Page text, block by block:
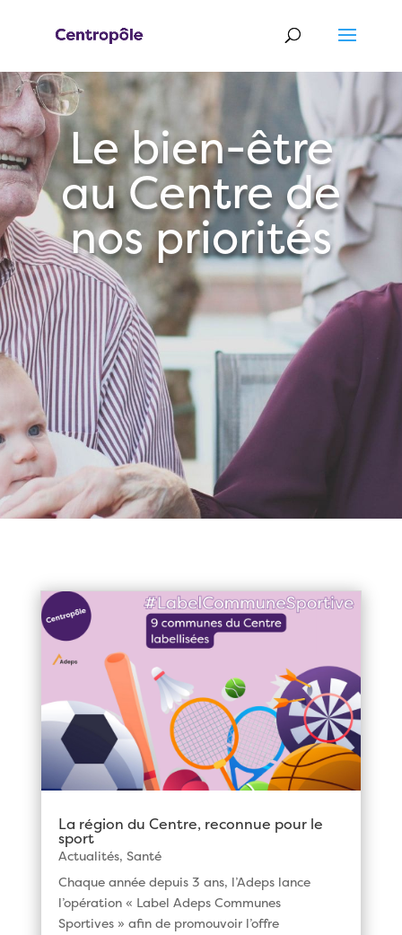
Le bien-être
au Centre de
nos priorités
La région du Centre, reconnue pour le
sport
Actualités, Santé
Chaque année depuis 3 ans, l’Adeps lance
l’opération « Label Adeps Communes
Sportives » afin de promouvoir l’offre